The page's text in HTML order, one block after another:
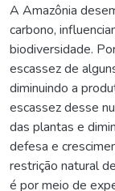
A Amazônia
carbono,
biodiversidade.
escassez de
diminuindo a
escassez desse
das plantas e
defesa e
restrição natural
é por meio de